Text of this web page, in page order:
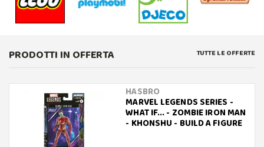
PRODOTTI IN OFFERTA TUTTE LE OFFERTE
HASBRO
MARVEL LEGENDS SERIES -
WHAT IF... - ZOMBIE IRON MAN
- KHONSHU - BUILD A FIGURE